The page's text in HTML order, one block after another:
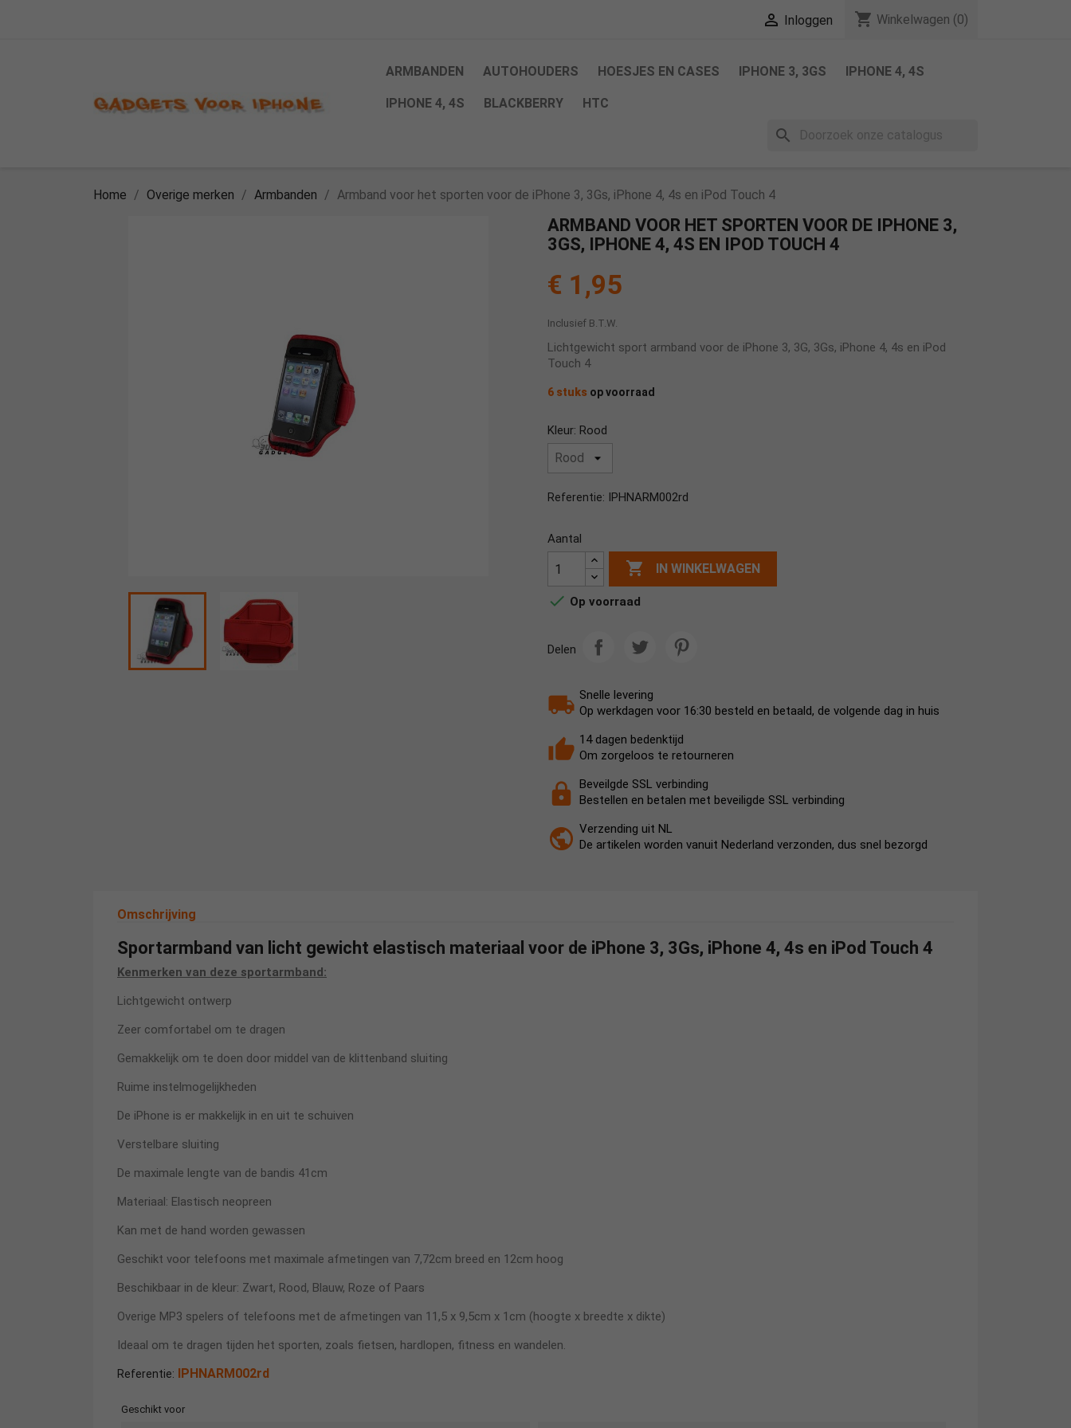
 Inloggen shopping_cart Winkelwagen (0)
ARMBANDEN AUTOHOUDERS HOESJES EN CASES IPHONE 3, 3GS IPHONE 4, 4S
IPHONE 4, 4S BLACKBERRY HTC
search
Home Overige merken Armbanden Armband voor het sporten voor de iPhone 3, 3Gs, iPhone 4, 4s en iPod Touch 4
ARMBAND VOOR HET SPORTEN VOOR DE IPHONE 3,
3GS, IPHONE 4, 4S EN IPOD TOUCH 4
€ 1,95
Inclusief B.T.W.
Lichtgewicht sport armband voor de iPhone 3, 3G, 3Gs, iPhone 4, 4s en iPod
Touch 4
6 stuks op voorraad
Kleur: Rood
Referentie: IPHNARM002rd
Aantal
 IN WINKELWAGEN
 Op voorraad
Delen
Snelle levering
Op werkdagen voor 16:30 besteld en betaald, de volgende dag in huis
14 dagen bedenktijd
Om zorgeloos te retourneren
Beveilgde SSL verbinding
Bestellen en betalen met beveiligde SSL verbinding
Verzending uit NL
De artikelen worden vanuit Nederland verzonden, dus snel bezorgd
Omschrijving
Sportarmband van licht gewicht elastisch materiaal voor de iPhone 3, 3Gs, iPhone 4, 4s en iPod Touch 4
Kenmerken van deze sportarmband:
Lichtgewicht ontwerp
Zeer comfortabel om te dragen
Gemakkelijk om te doen door middel van de klittenband sluiting
Ruime instelmogelijkheden
De iPhone is er makkelijk in en uit te schuiven
Verstelbare sluiting
De maximale lengte van de bandis 41cm
Materiaal: Elastisch neopreen
Kan met de hand worden gewassen
Geschikt voor telefoons met maximale afmetingen van 7,72cm breed en 12cm hoog
Beschikbaar in de kleur: Zwart, Rood, Blauw, Roze of Paars
Overige MP3 spelers of telefoons met de afmetingen van 11,5 x 9,5cm x 1cm (hoogte x breedte x dikte)
Ideaal om te dragen tijden het sporten, zoals fietsen, hardlopen, fitness en wandelen.
Referentie: IPHNARM002rd
Geschikt voor